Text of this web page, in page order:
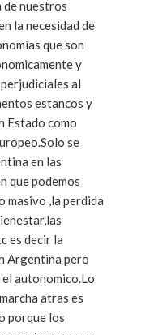
de nuestros
la necesidad de
que son
y
al
estancos y
Estado como
se
en las
masivo ,la perdida
es decir la
Argentina pero
autonomico.Lo